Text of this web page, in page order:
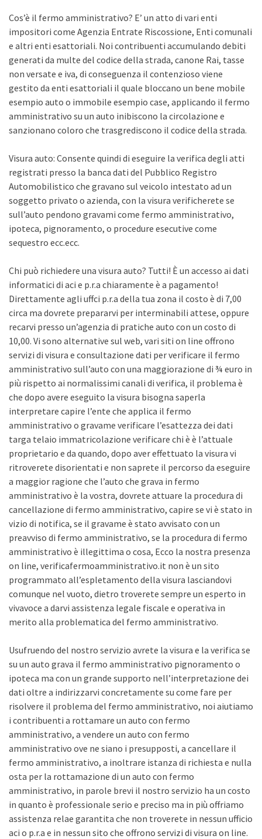
Cos’è il fermo amministrativo? E’ un atto di vari enti
impositori come Agenzia Entrate Riscossione, Enti comunali
e altri enti esattoriali. Noi contribuenti accumulando debiti
generati da multe del codice della strada, canone Rai, tasse
non versate e iva, di conseguenza il contenzioso viene
gestito da enti esattoriali il quale bloccano un bene mobile
esempio auto o immobile esempio case, applicando il fermo
amministrativo su un auto inibiscono la circolazione e
sanzionano coloro che trasgrediscono il codice della strada.
Visura auto: Consente quindi di eseguire la verifica degli atti
registrati presso la banca dati del Pubblico Registro
Automobilistico che gravano sul veicolo intestato ad un
soggetto privato o azienda, con la visura verificherete se
sull’auto pendono gravami come fermo amministrativo,
ipoteca, pignoramento, o procedure esecutive come
sequestro ecc.ecc.
Chi può richiedere una visura auto? Tutti! È un accesso ai dati
informatici di aci e p.r.a chiaramente è a pagamento!
Direttamente agli uffci p.r.a della tua zona il costo è di 7,00
circa ma dovrete prepararvi per interminabili attese, oppure
recarvi presso un’agenzia di pratiche auto con un costo di
10,00. Vi sono alternative sul web, vari siti on line offrono
servizi di visura e consultazione dati per verificare il fermo
amministrativo sull’auto con una maggiorazione di ¾ euro in
più rispetto ai normalissimi canali di verifica, il problema è
che dopo avere eseguito la visura bisogna saperla
interpretare capire l’ente che applica il fermo
amministrativo o gravame verificare l’esattezza dei dati
targa telaio immatricolazione verificare chi è è l’attuale
proprietario e da quando, dopo aver effettuato la visura vi
ritroverete disorientati e non saprete il percorso da eseguire
a maggior ragione che l’auto che grava in fermo
amministrativo è la vostra, dovrete attuare la procedura di
cancellazione di fermo amministrativo, capire se vi è stato in
vizio di notifica, se il gravame è stato avvisato con un
preavviso di fermo amministrativo, se la procedura di fermo
amministrativo è illegittima o cosa, Ecco la nostra presenza
on line, verificafermoamministrativo.it non è un sito
programmato all’espletamento della visura lasciandovi
comunque nel vuoto, dietro troverete sempre un esperto in
vivavoce a darvi assistenza legale fiscale e operativa in
merito alla problematica del fermo amministrativo.
Usufruendo del nostro servizio avrete la visura e la verifica se
su un auto grava il fermo amministrativo pignoramento o
ipoteca ma con un grande supporto nell’interpretazione dei
dati oltre a indirizzarvi concretamente su come fare per
risolvere il problema del fermo amministrativo, noi aiutiamo
i contribuenti a rottamare un auto con fermo
amministrativo, a vendere un auto con fermo
amministrativo ove ne siano i presupposti, a cancellare il
fermo amministrativo, a inoltrare istanza di richiesta e nulla
osta per la rottamazione di un auto con fermo
amministrativo, in parole brevi il nostro servizio ha un costo
in quanto è professionale serio e preciso ma in più offriamo
assistenza relae garantita che non troverete in nessun ufficio
aci o p.r.a e in nessun sito che offrono servizi di visura on line.